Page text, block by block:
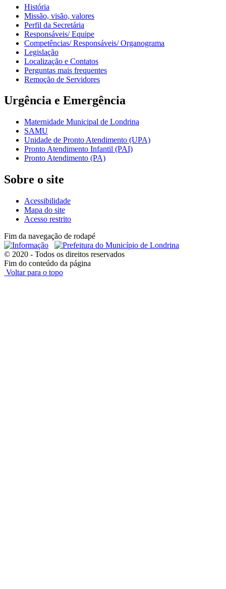
História
Missão, visão, valores
Perfil da Secretária
Responsáveis/ Equipe
Competências/ Responsáveis/ Organograma
Legislação
Localização e Contatos
Perguntas mais frequentes
Remoção de Servidores
Urgência e Emergência
Maternidade Municipal de Londrina
SAMU
Unidade de Pronto Atendimento (UPA)
Pronto Atendimento Infantil (PAI)
Pronto Atendimento (PA)
Sobre o site
Acessibilidade
Mapa do site
Acesso restrito
Fim da navegação de rodapé
© 2020 - Todos os direitos reservados
Fim do conteúdo da página
Voltar para o topo